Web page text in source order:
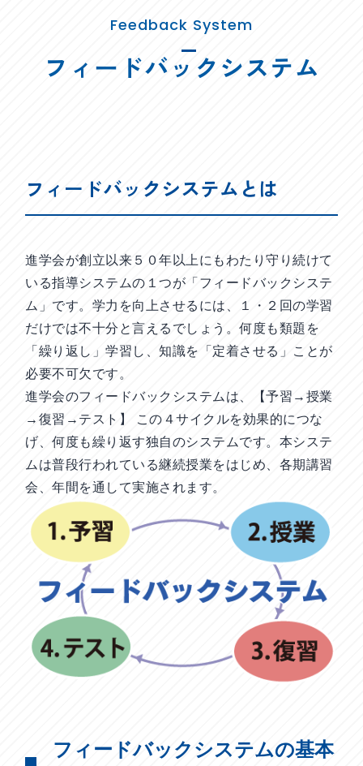
Feedback System
フィードバックシステム
フィードバックシステムとは
進学会が創立以来５０年以上にもわたり守り続けて
いる指導システムの１つが「フィードバックシステ
ム」です。学力を向上させるには、１・２回の学習
だけでは不十分と言えるでしょう。何度も類題を
「繰り返し」学習し、知識を「定着させる」ことが
必要不可欠です。
進学会のフィードバックシステムは、【予習→授業
→復習→テスト 】 この４サイクルを効果的につな
げ、何度も繰り返す独自のシステムです。本システ
ムは普段行われている継続授業をはじめ、各期講習
会、年間を通して実施されます。
フィードバックシステムの基本